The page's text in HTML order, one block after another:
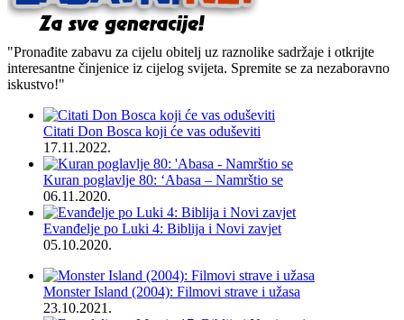
"Pronađite zabavu za cijelu obitelj uz raznolike sadržaje i otkrijte
interesantne činjenice iz cijelog svijeta. Spremite se za nezaboravno
iskustvo!"
Citati Don Bosca koji će vas oduševiti
17.11.2022.
Kuran poglavlje 80: ‘Abasa – Namrštio se
06.11.2020.
Evanđelje po Luki 4: Biblija i Novi zavjet
05.10.2020.
Monster Island (2004): Filmovi strave i užasa
23.10.2021.